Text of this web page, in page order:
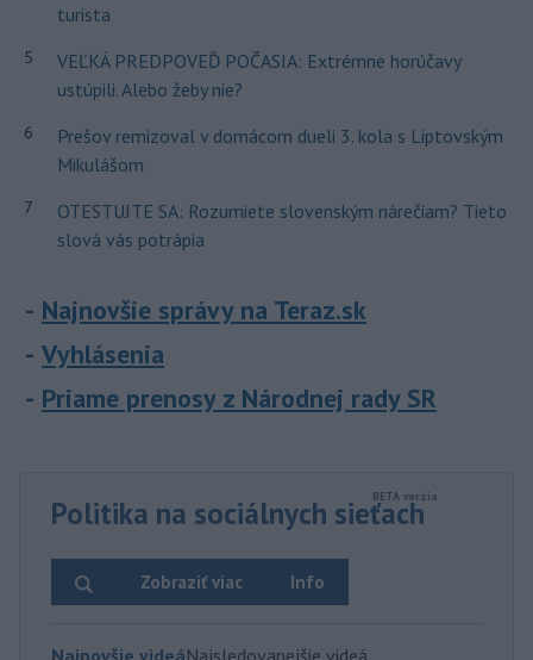
turista
5
VEĽKÁ PREDPOVEĎ POČASIA: Extrémne horúčavy
ustúpili. Alebo žeby nie?
6
Prešov remizoval v domácom dueli 3. kola s Liptovským
Mikulášom
7
OTESTUJTE SA: Rozumiete slovenským nárečiam? Tieto
slová vás potrápia
Najnovšie správy na Teraz.sk
Vyhlásenia
Priame prenosy z Národnej rady SR
Politika na sociálnych sieťach
Info
Zobraziť viac